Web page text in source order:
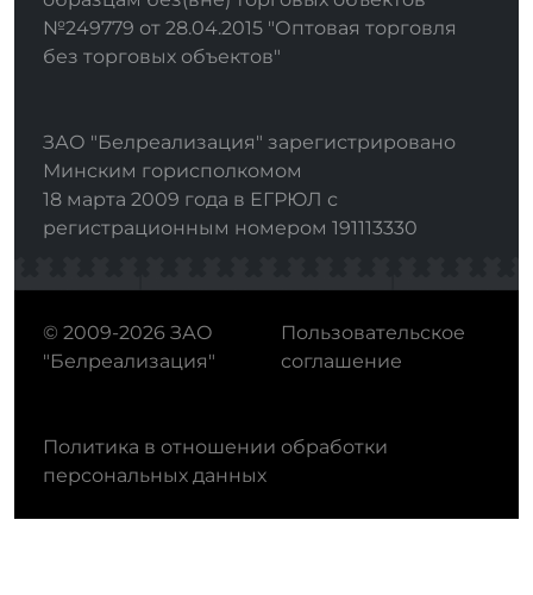
№249779 от 28.04.2015 "Оптовая торговля
без торговых объектов"
ЗАО "Белреализация" зарегистрировано
Минским горисполкомом
18 марта 2009 года в ЕГРЮЛ с
регистрационным номером 191113330
© 2009-2026 ЗАО
"Белреализация"
Пользовательское
соглашение
Политика в отношении обработки
персональных данных